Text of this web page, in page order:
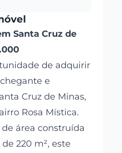
Santa Cruz de
de adquirir
e
Cruz de Minas,
Rosa Mística.
de área construída
220 m², este